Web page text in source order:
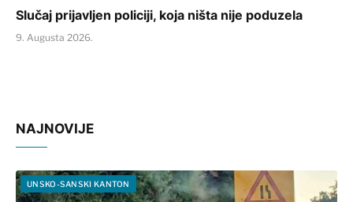
Slučaj prijavljen policiji, koja ništa nije poduzela
9. Augusta 2026.
NAJNOVIJE
UNSKO-SANSKI KANTON